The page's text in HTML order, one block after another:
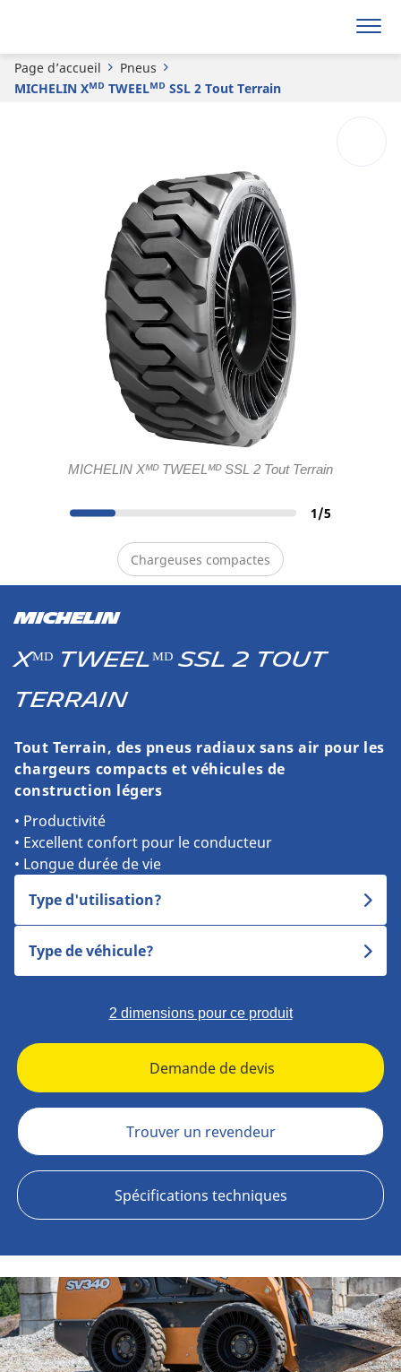
Page d’accueil
Pneus
MICHELIN Xᴹᴰ TWEELᴹᴰ SSL 2 Tout Terrain
MICHELIN Xᴹᴰ TWEELᴹᴰ SSL 2 Tout Terrain
1/5
Chargeuses compactes
MICHELIN
Xᴹᴰ TWEELᴹᴰ SSL 2 Tout
Terrain
Tout Terrain, des pneus radiaux sans air pour les
chargeurs compacts et véhicules de
construction légers
• Productivité
• Excellent confort pour le conducteur
• Longue durée de vie
Type d'utilisation?
Type de véhicule?
2 dimensions pour ce produit
Demande de devis
Trouver un revendeur
Spécifications techniques